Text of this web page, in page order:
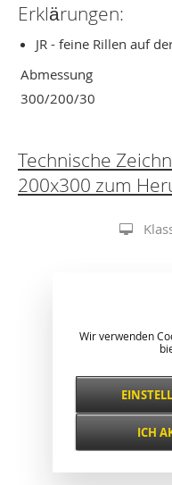
Erklärungen:
JR - feine Rillen auf
Abmessung
300/200/30
Technische
200x300 zum
Wir verwenden
IMMER AKTIV
ICH